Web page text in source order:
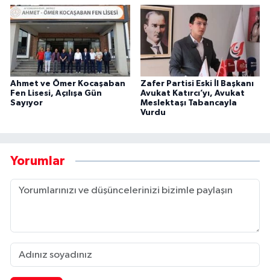
Ahmet ve Ömer Kocaşaban
Fen Lisesi, Açılışa Gün
Sayıyor
Zafer Partisi Eski İl Başkanı
Avukat Katırcı’yı, Avukat
Meslektaşı Tabancayla
Vurdu
Yorumlar